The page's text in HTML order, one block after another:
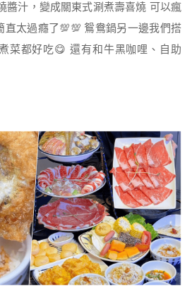
醬汁，變成關東式涮煮壽喜燒 可以瘋
直太過癮了💯💯 鴛鴦鍋另一邊我們搭
菜都好吃😋 還有和牛黑咖哩、自助